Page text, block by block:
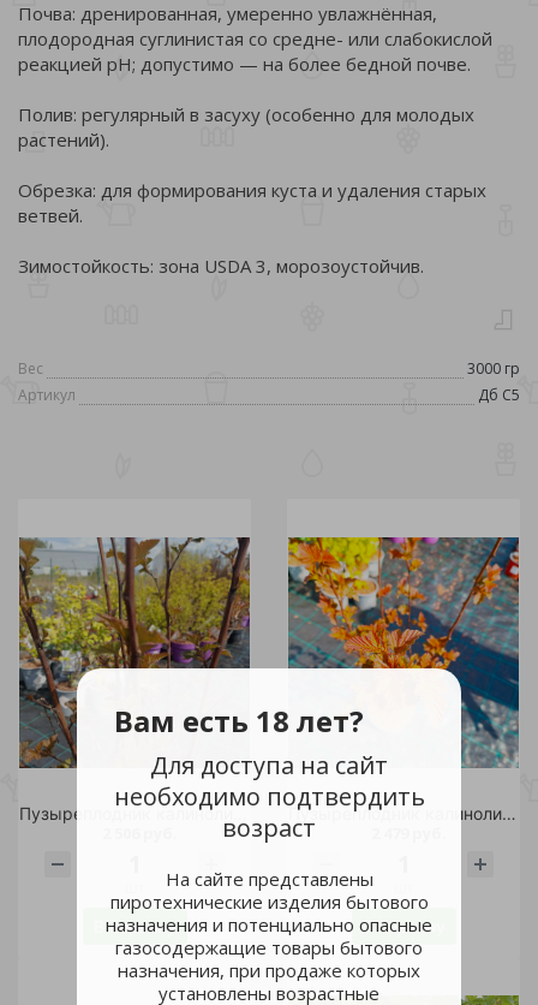
Вам есть 18 лет?
Для доступа на сайт
необходимо подтвердить
возраст
На сайте представлены
пиротехнические изделия бытового
назначения и потенциально опасные
газосодержащие товары бытового
назначения, при продаже которых
установлены возрастные
Почва: дренированная, умеренно увлажнённая,
плодородная суглинистая со средне- или слабокислой
реакцией pH; допустимо — на более бедной почве.
Полив: регулярный в засуху (особенно для молодых
растений).
Обрезка: для формирования куста и удаления старых
ветвей.
Зимостойкость: зона USDA 3, морозоустойчив.
Вес
3000 гр
Артикул
Дб С5
В корзину
Пузыреплодник калинолистный Мэджик Санрайз С5 1шт / Magic Sunrise
В корзину